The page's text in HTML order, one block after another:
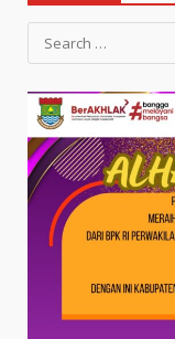
Search
for: